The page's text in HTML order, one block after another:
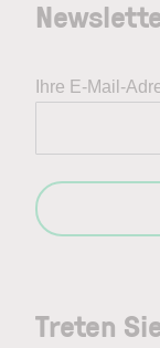
Treten
Ihre E-Mail-